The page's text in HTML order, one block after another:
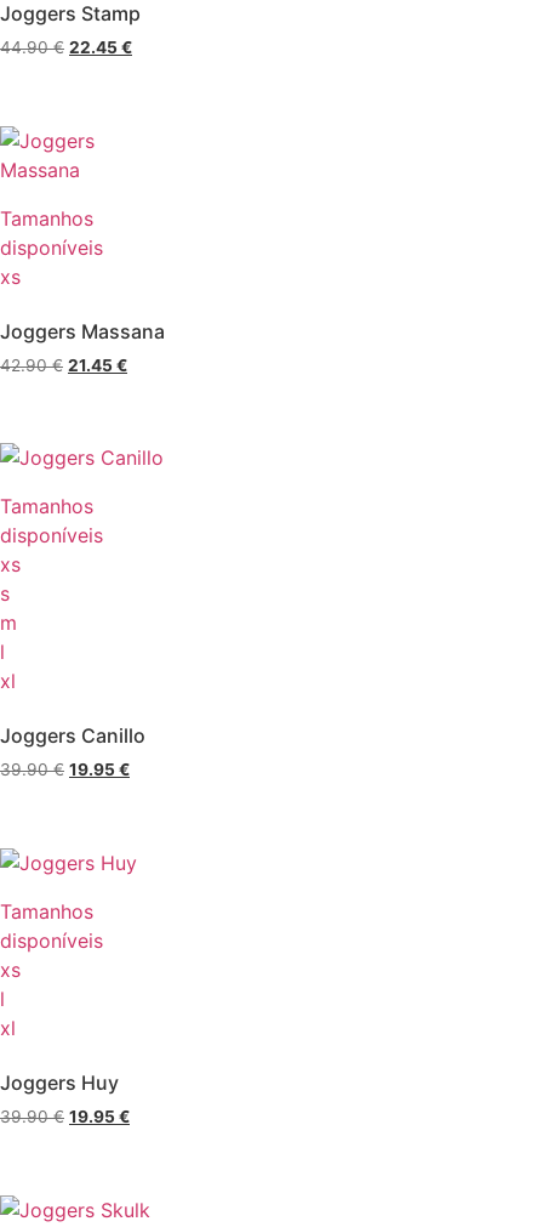
Joggers Stamp
44.90€ 22.45€
Tamanhos
disponíveis
xs
Joggers Massana
42.90€ 21.45€
Tamanhos
disponíveis
xs
s
m
l
xl
Joggers Canillo
39.90€ 19.95€
Tamanhos
disponíveis
xs
l
xl
Joggers Huy
39.90€ 19.95€